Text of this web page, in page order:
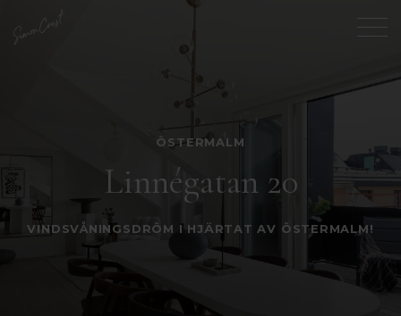
ÖSTERMALM
Linnégatan 20
VINDSVÅNINGSDRÖM I HJÄRTAT AV ÖSTERMALM!